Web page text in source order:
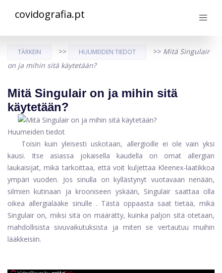
covidografia.pt
TÄRKEIN >> HUUMEIDEN TIEDOT >> Mitä Singulair
on ja mihin sitä käytetään?
Mitä Singulair on ja mihin sitä
käytetään?
Huumeiden tiedot
Toisin kuin yleisesti uskotaan, allergioille ei ole vain yksi
kausi. Itse asiassa jokaisella kaudella on omat allergian
laukaisijat, mikä tarkoittaa, että voit kuljettaa Kleenex-laatikkoa
ympäri vuoden. Jos sinulla on kyllästynyt vuotavaan nenään,
silmien kutinaan ja krooniseen yskään, Singulair saattaa olla
oikea allergialääke sinulle . Tästä oppaasta saat tietää, mikä
Singulair on, miksi sitä on määrätty, kuinka paljon sitä otetaan,
mahdollisista sivuvaikutuksista ja miten se vertautuu muihin
lääkkeisiin.